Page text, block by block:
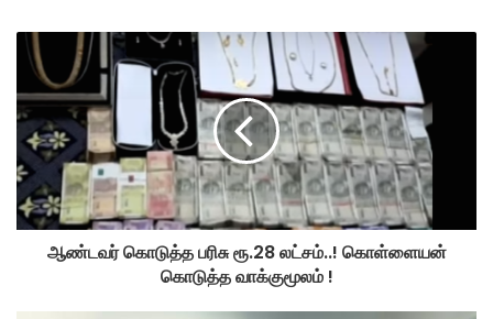
ஆண்டவர் கொடுத்த பரிசு ரூ.28 லட்சம்..! கொள்ளையன்
கொடுத்த வாக்குமூலம் !